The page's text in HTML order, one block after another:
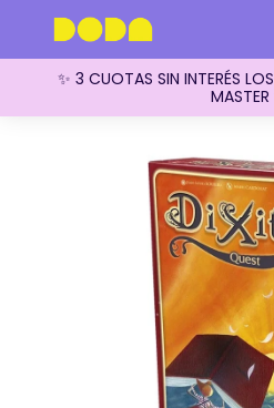
✨ 3 CUOTAS SIN INTERÉS
MASTER